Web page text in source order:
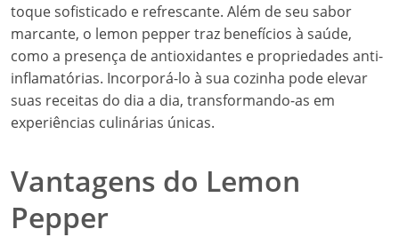
toque sofisticado e refrescante. Além de seu sabor
marcante, o lemon pepper traz benefícios à saúde,
como a presença de antioxidantes e propriedades anti-
inflamatórias. Incorporá-lo à sua cozinha pode elevar
suas receitas do dia a dia, transformando-as em
experiências culinárias únicas.
Vantagens do Lemon
Pepper